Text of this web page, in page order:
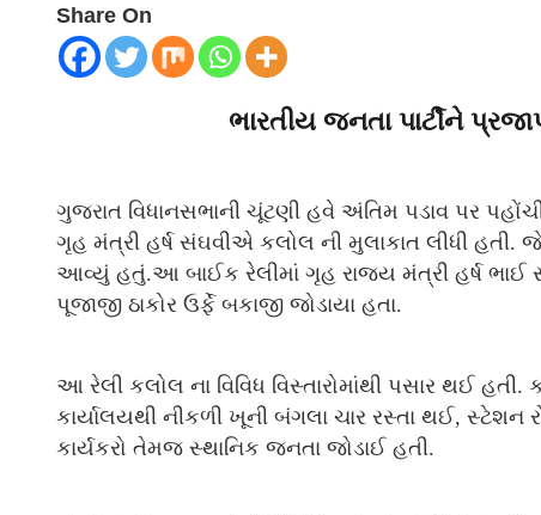
Share On
ભારતીય જનતા પાર્ટીને
ગુજરાત વિધાનસભાની ચૂંટણી હવે અંતિમ પડાવ પર
ગૃહ મંત્રી હર્ષ સંઘવીએ કલોલ ની મુલાકાત લીધી
આવ્યું હતું.આ બાઈક રેલીમાં ગૃહ રાજ્ય મંત્રી હર્ષ ભાઈ
પૂજાજી ઠાકોર ઉર્ફે બકાજી જોડાયા હતા.
આ રેલી કલોલ ના વિવિધ વિસ્તારોમાંથી પસાર થઈ હતી.
કાર્યાલયથી નીકળી ખૂની બંગલા ચાર રસ્તા થઈ, સ્ટેશન
કાર્યકરો તેમજ સ્થાનિક જનતા જોડાઈ હતી.